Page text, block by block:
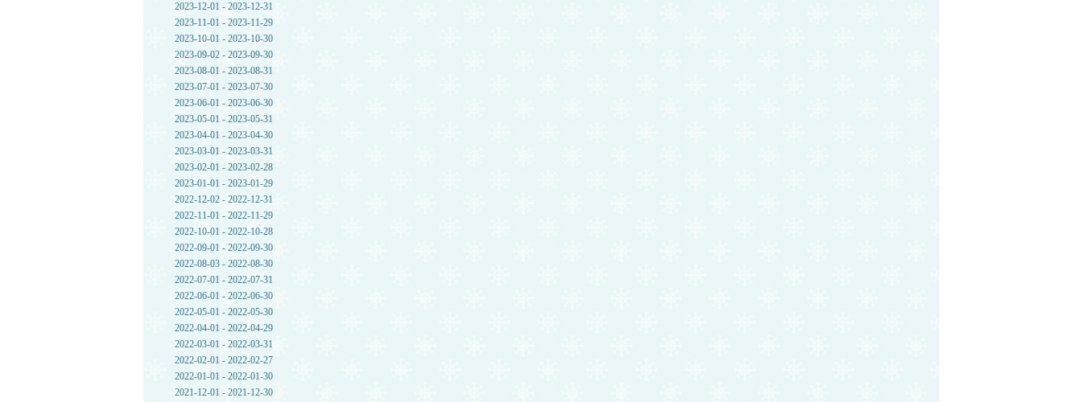
2023-12-01 - 2023-12-31
2023-11-01 - 2023-11-29
2023-10-01 - 2023-10-30
2023-09-02 - 2023-09-30
2023-08-01 - 2023-08-31
2023-07-01 - 2023-07-30
2023-06-01 - 2023-06-30
2023-05-01 - 2023-05-31
2023-04-01 - 2023-04-30
2023-03-01 - 2023-03-31
2023-02-01 - 2023-02-28
2023-01-01 - 2023-01-29
2022-12-02 - 2022-12-31
2022-11-01 - 2022-11-29
2022-10-01 - 2022-10-28
2022-09-01 - 2022-09-30
2022-08-03 - 2022-08-30
2022-07-01 - 2022-07-31
2022-06-01 - 2022-06-30
2022-05-01 - 2022-05-30
2022-04-01 - 2022-04-29
2022-03-01 - 2022-03-31
2022-02-01 - 2022-02-27
2022-01-01 - 2022-01-30
2021-12-01 - 2021-12-30